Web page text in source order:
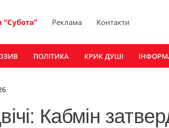
Реклама Контакти
ПОЛІТИКА КРИК ДУШІ
Кабмін